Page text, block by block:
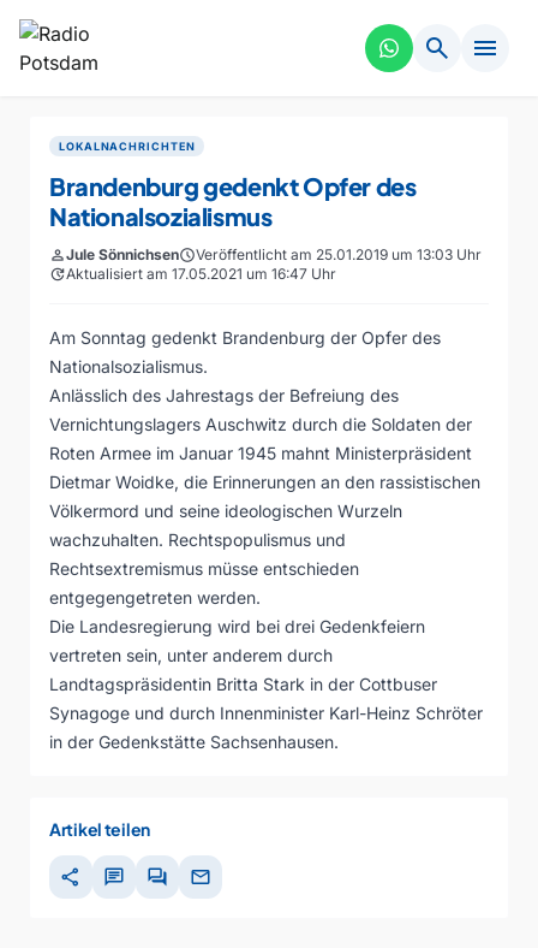
search menu
LOKALNACHRICHTEN
Brandenburg gedenkt Opfer des
Nationalsozialismus
personJule SönnichsenscheduleVeröffentlicht am 25.01.2019 um 13:03 Uhr
updateAktualisiert am 17.05.2021 um 16:47 Uhr
Am Sonntag gedenkt Brandenburg der Opfer des
Nationalsozialismus.
Anlässlich des Jahrestags der Befreiung des
Vernichtungslagers Auschwitz durch die Soldaten der
Roten Armee im Januar 1945 mahnt Ministerpräsident
Dietmar Woidke, die Erinnerungen an den rassistischen
Völkermord und seine ideologischen Wurzeln
wachzuhalten. Rechtspopulismus und
Rechtsextremismus müsse entschieden
entgegengetreten werden.
Die Landesregierung wird bei drei Gedenkfeiern
vertreten sein, unter anderem durch
Landtagspräsidentin Britta Stark in der Cottbuser
Synagoge und durch Innenminister Karl-Heinz Schröter
in der Gedenkstätte Sachsenhausen.
Artikel teilen
share chat forum mail